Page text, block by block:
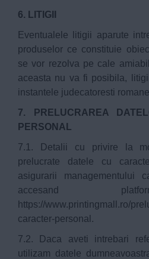
6. LITIGII
Eventualele litigii aparute
produselor ce constituie
se vor rezolva pe cale
aceasta nu va fi posibila,
instantele judecatoresti
7. PRELUCRAREA
PERSONAL
7.1. Detalii cu privire la
prelucrate datele cu
asigurarii managementului
accesand
https://www.printingmall.ro/
caracter-personal .
7.2. Daca aveti intrebari
utilizam datele